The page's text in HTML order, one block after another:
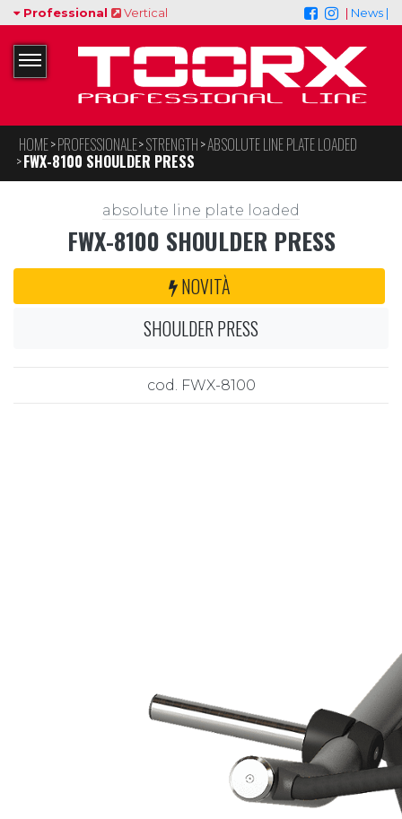
Professional Vertical | News |
HOME PROFESSIONALE STRENGTH ABSOLUTE LINE PLATE LOADED
FWX-8100 SHOULDER PRESS
absolute line plate loaded
FWX-8100 SHOULDER PRESS
NOVITÀ
SHOULDER PRESS
cod. FWX-8100